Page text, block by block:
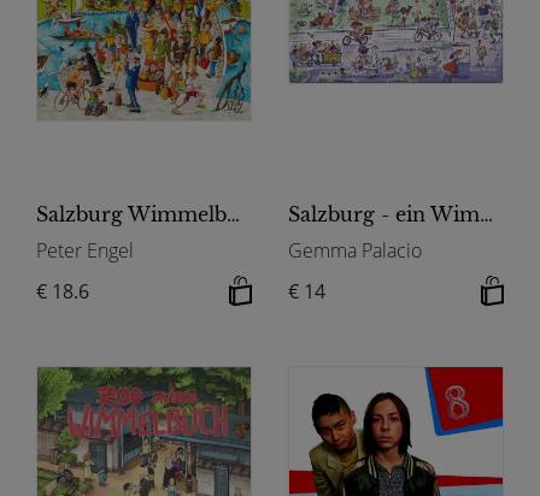
Salzburg Wimmelbuch
Peter Engel
€ 18.6
Salzburg - ein Wimmelbuch
Gemma Palacio
€ 14